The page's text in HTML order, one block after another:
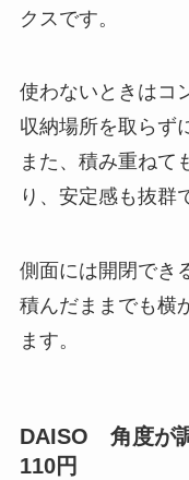
クスです。
使わないときはコ
収納場所を取らず
また、積み重ねて
り、安定感も抜群
側面には開閉でき
積んだままでも横
ます。
DAISO 角度が
110円